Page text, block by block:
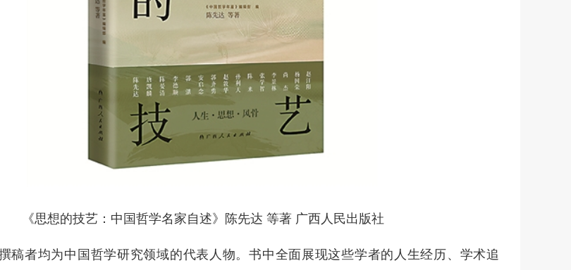
《思想的技艺：中国哲学名家自述》陈先达 等著 广西人民出版社
稿者均为中国哲学研究领域的代表人物。书中全面展现这些学者的人生经历、学术追